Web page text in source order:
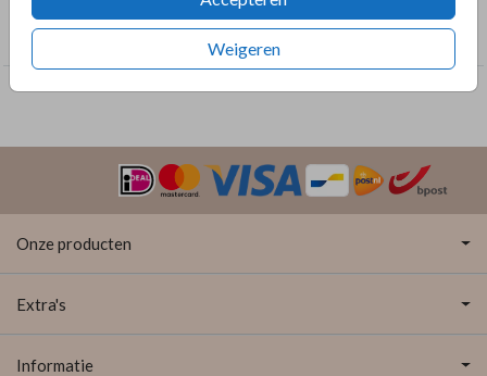
Weigeren
Sluitzegels
Onze producten
Extra's
Informatie